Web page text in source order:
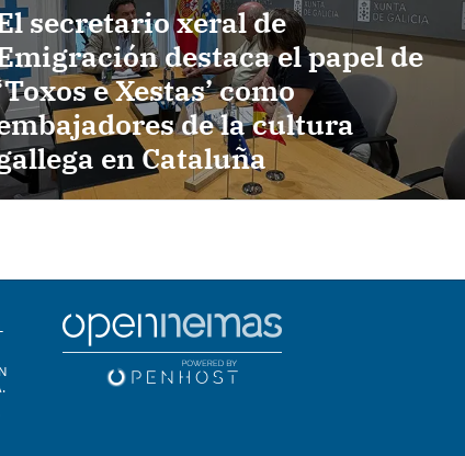
secretario xeral de
destaca el papel de
e Xestas’ como
de la cultura
en Cataluña